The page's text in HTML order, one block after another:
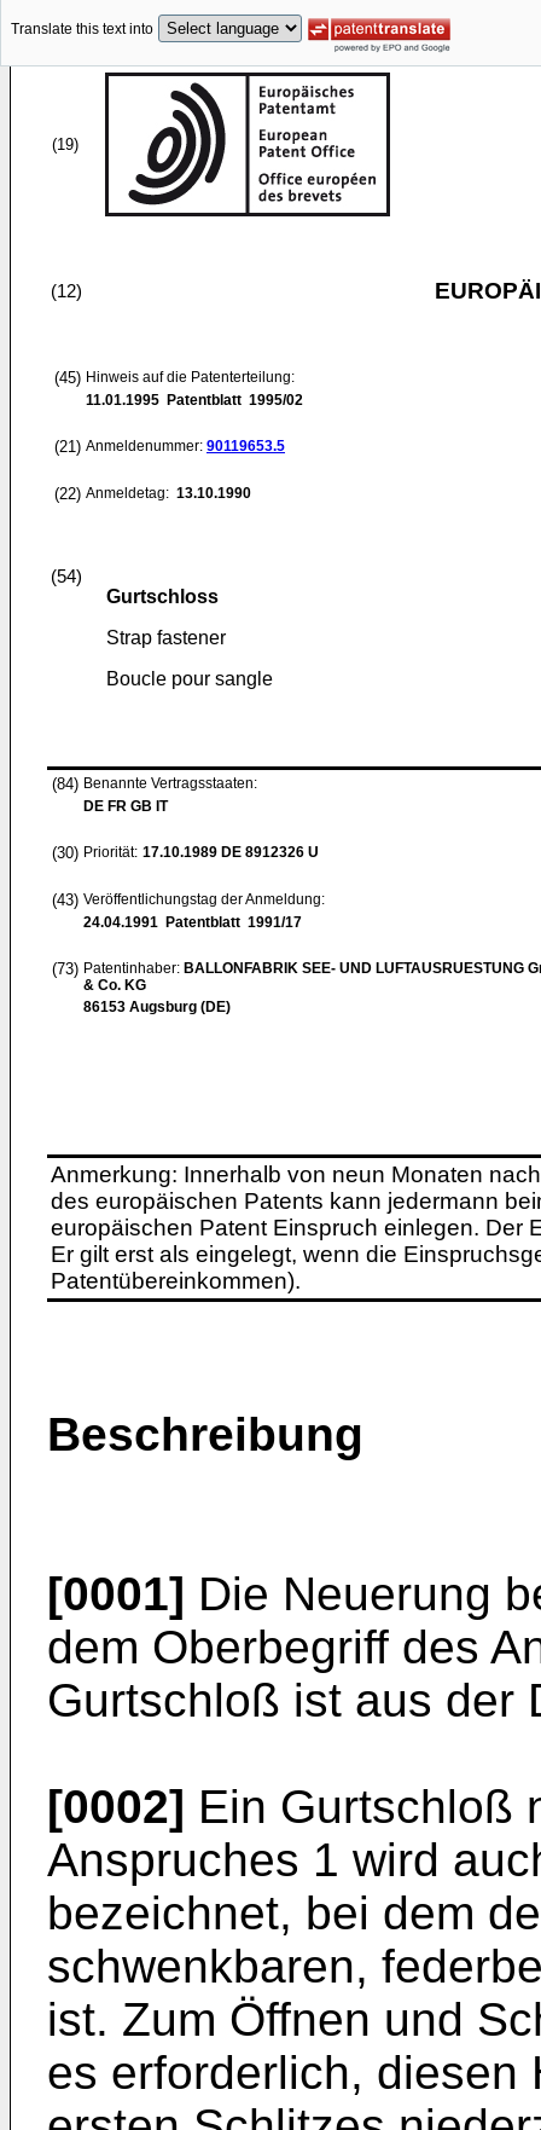
Translate this text into
(19)
(12)
(45) Hinweis auf die Patenterteilung:
11.01.1995 Patentblatt 1995/02
(21) Anmeldenummer: 90119653.5
(22) Anmeldetag: 13.10.1990
(54)
Gurtschloss
Strap fastener
Boucle pour sangle
(84) Benannte Vertragsstaaten:
DE FR GB IT
(30) Priorität: 17.10.1989 DE 8912326 U
(43) Veröffentlichungstag der Anmeldung:
24.04.1991 Patentblatt 1991/17
(73) Patentinhaber: BALLONFABRIK SEE- UND LUFTAUSRUESTUNG
& Co. KG
86153 Augsburg (DE)
Anmerkung: Innerhalb von neun Monaten
des europäischen Patents kann jedermann
europäischen Patent Einspruch einlegen. Der
Er gilt erst als eingelegt, wenn die
Patentübereinkommen).
Beschreibung
[0001] Die Neuerung
dem Oberbegriff des
Gurtschloß ist aus der
[0002] Ein Gurtschloß
Anspruches 1 wird
bezeichnet, bei dem
schwenkbaren,
ist. Zum Öffnen und
es erforderlich, diesen